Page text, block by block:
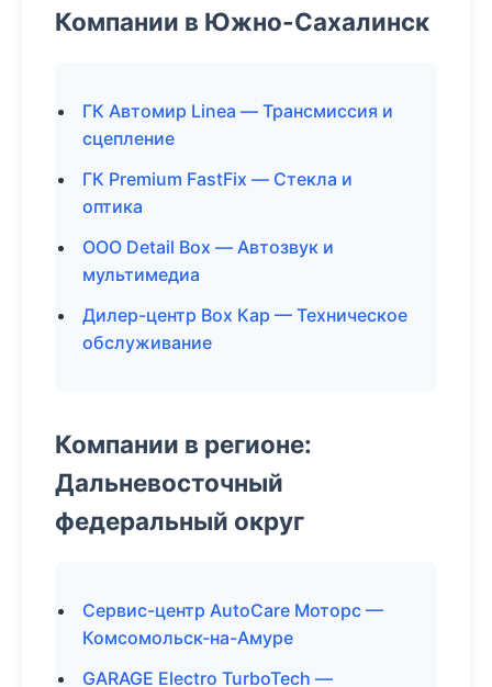
Компании в Южно-Сахалинск
ГК Автомир Linea — Трансмиссия и
сцепление
ГК Premium FastFix — Стекла и
оптика
ООО Detail Box — Автозвук и
мультимедиа
Дилер-центр Box Кар — Техническое
обслуживание
Компании в регионе:
Дальневосточный
федеральный округ
Сервис-центр AutoCare Моторс —
Комсомольск-на-Амуре
GARAGE Electro TurboTech —